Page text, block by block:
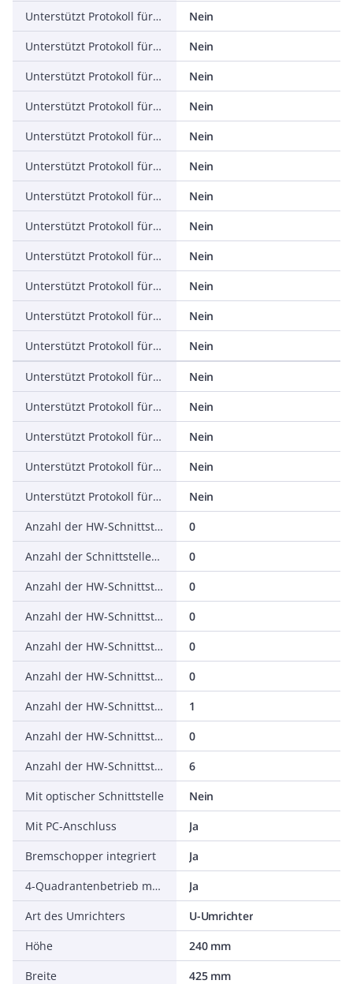
Unterstützt Protokoll für KNX
Nein
Unterstützt Protokoll für Modbus
Nein
Unterstützt Protokoll für Data-Highway
Nein
Unterstützt Protokoll für DeviceNet
Nein
Unterstützt Protokoll für SUCONET
Nein
Unterstützt Protokoll für LON
Nein
Unterstützt Protokoll für PROFINET IO
Nein
Unterstützt Protokoll für PROFINET CBA
Nein
Unterstützt Protokoll für SERCOS
Nein
Unterstützt Protokoll für Foundation Fieldbus
Nein
Unterstützt Protokoll für EtherNet/IP
Nein
Unterstützt Protokoll für AS-Interface Safety at Work
Nein
Unterstützt Protokoll für DeviceNet Safety
Nein
Unterstützt Protokoll für INTERBUS-Safety
Nein
Unterstützt Protokoll für PROFIsafe
Nein
Unterstützt Protokoll für SafetyBUS p
Nein
Unterstützt Protokoll für sonstige Bussysteme
Nein
Anzahl der HW-Schnittstellen Industrial Ethernet
0
Anzahl der Schnittstellen PROFINET
0
Anzahl der HW-Schnittstellen seriell RS-232
0
Anzahl der HW-Schnittstellen seriell RS-422
0
Anzahl der HW-Schnittstellen seriell RS-485
0
Anzahl der HW-Schnittstellen seriell TTY
0
Anzahl der HW-Schnittstellen USB
1
Anzahl der HW-Schnittstellen parallel
0
Anzahl der HW-Schnittstellen sonstige
6
Mit optischer Schnittstelle
Nein
Mit PC-Anschluss
Ja
Bremschopper integriert
Ja
4-Quadrantenbetrieb möglich
Ja
Art des Umrichters
U-Umrichter
Höhe
240 mm
Breite
425 mm